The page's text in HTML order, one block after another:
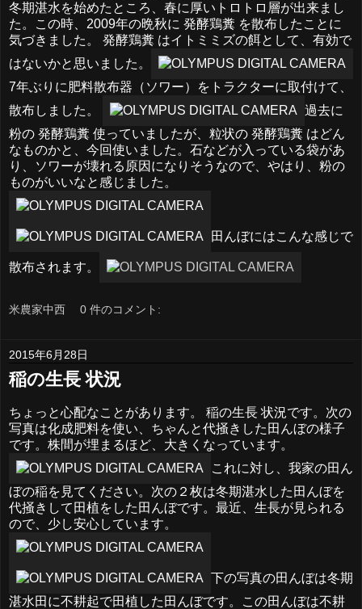
冬期湛水を始めたところ、春に厚いトロトロ層が出来まし
た。この時、2009年の晩秋に 発酵鶏糞 を散布したことに
気づきました。 発酵鶏糞 はイトミミズの餌として、有効で
はないかと思いました。
7年ぶりに肥料散布器（ソワー）をトラクターに取付けて、
散布しました。
過去に
粉の 発酵鶏糞 使っていましたが、粒状の 発酵鶏糞 はどん
なものかと、今回使いました。石などが入っている袋があ
り、ソワーが壊れる原因になりそうなので、やはり、粉の
ものがいいなと感じました。
田んぼにはこんな感じで
散布されます。
米農家中西 0 件のコメント:
2015年6月28日
稲の生長 状況
ちょっと心配なことがあります。 稲の生長 状況です。次の
写真は化成肥料を使い、ちゃんと代掻きした田んぼの様子
です。株間が埋まるほど、大きくなっています。
これに対し、我家の田ん
ぼの稲を見てください。次の２枚は冬期湛水した田んぼを
代掻きして田植をした田んぼです。最近、生長が見られる
ので、少し安心しています。
下の写真の田んぼは冬期
湛水田に不耕起で田植した田んぼです。この田んぼは不耕